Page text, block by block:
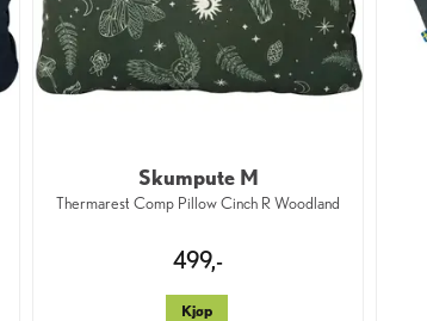
Skumpute M
Thermarest Comp Pillow Cinch R Woodland
499,-
Kjøp